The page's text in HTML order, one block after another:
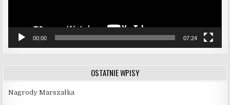
00:00 07:24
OSTATNIE WPISY
Nagrody Marszałka